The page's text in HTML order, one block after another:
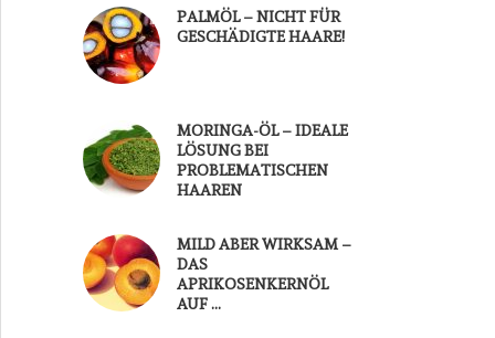
PALMÖL – NICHT FÜR
GESCHÄDIGTE HAARE!
MORINGA-ÖL – IDEALE
LÖSUNG BEI
PROBLEMATISCHEN
HAAREN
MILD ABER WIRKSAM –
DAS
APRIKOSENKERNÖL
AUF …